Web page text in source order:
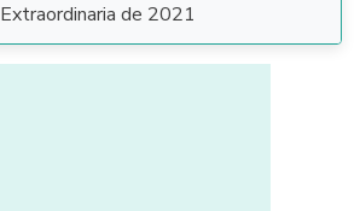
Extraordinaria de 2021